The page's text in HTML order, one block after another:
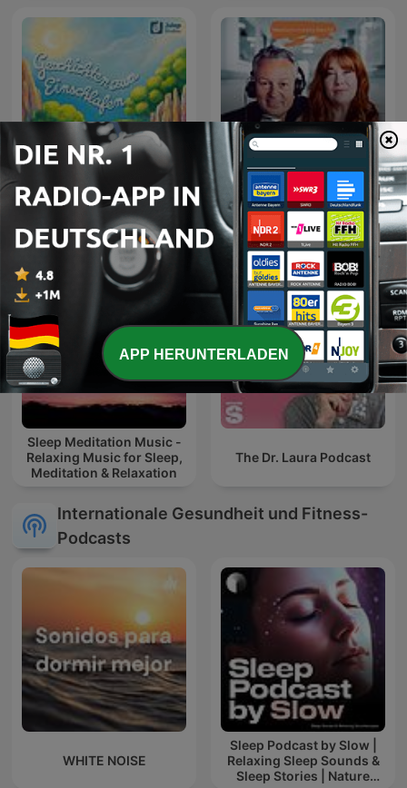
Geschichten zum
Einschlafen
Tatort Krankenhaus -
Wenn Ärzte Fehler
machen...
Sleep Meditation Music -
Relaxing Music for Sleep,
Meditation & Relaxation
The Dr. Laura Podcast
Internationale Gesundheit und Fitness-
Podcasts
WHITE NOISE
Sleep Podcast by Slow |
Relaxing Sleep Sounds &
Sleep Stories | Nature
APP HERUNTERLADEN